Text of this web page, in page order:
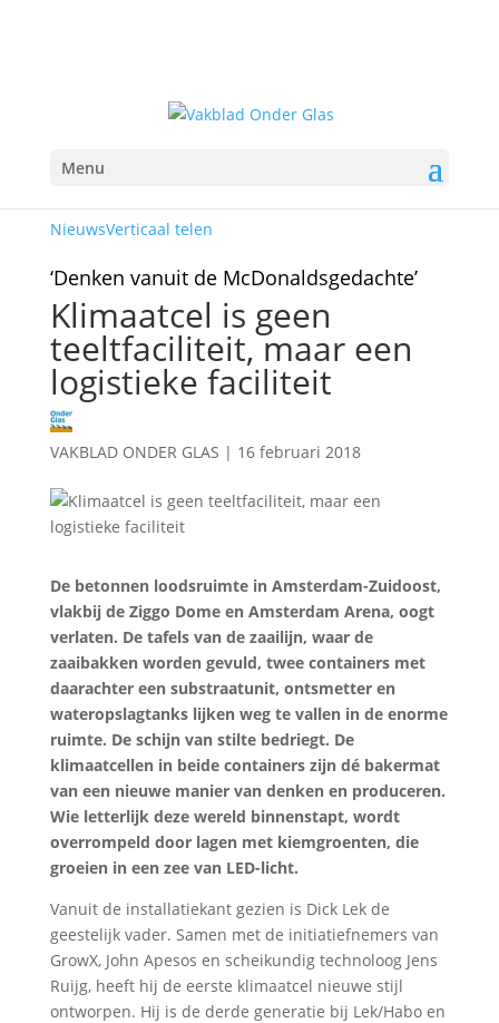
Menu
NieuwsVerticaal telen
‘Denken vanuit de McDonaldsgedachte’
Klimaatcel is geen
teeltfaciliteit, maar een
logistieke faciliteit
VAKBLAD ONDER GLAS | 16 februari 2018
De betonnen loodsruimte in Amsterdam-Zuidoost,
vlakbij de Ziggo Dome en Amsterdam Arena, oogt
verlaten. De tafels van de zaailijn, waar de
zaaibakken worden gevuld, twee containers met
daarachter een substraatunit, ontsmetter en
wateropslagtanks lijken weg te vallen in de enorme
ruimte. De schijn van stilte bedriegt. De
klimaatcellen in beide containers zijn dé bakermat
van een nieuwe manier van denken en produceren.
Wie letterlijk deze wereld binnenstapt, wordt
overrompeld door lagen met kiemgroenten, die
groeien in een zee van LED-licht.
Vanuit de installatiekant gezien is Dick Lek de
geestelijk vader. Samen met de initiatiefnemers van
GrowX, John Apesos en scheikundig technoloog Jens
Ruijg, heeft hij de eerste klimaatcel nieuwe stijl
ontworpen. Hij is de derde generatie bij Lek/Habo en